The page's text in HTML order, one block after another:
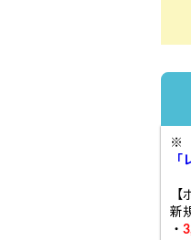
※
「
【
新
・